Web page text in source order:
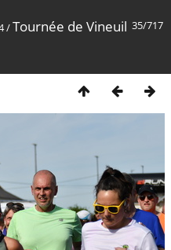
35/717
/Tournée de Vineuil